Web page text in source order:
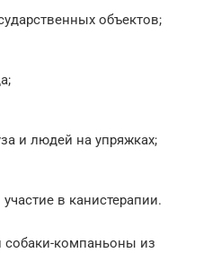
объектов;
и людей на упряжках;
в канистерапии.
компаньоны из